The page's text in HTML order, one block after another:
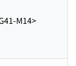
M14>